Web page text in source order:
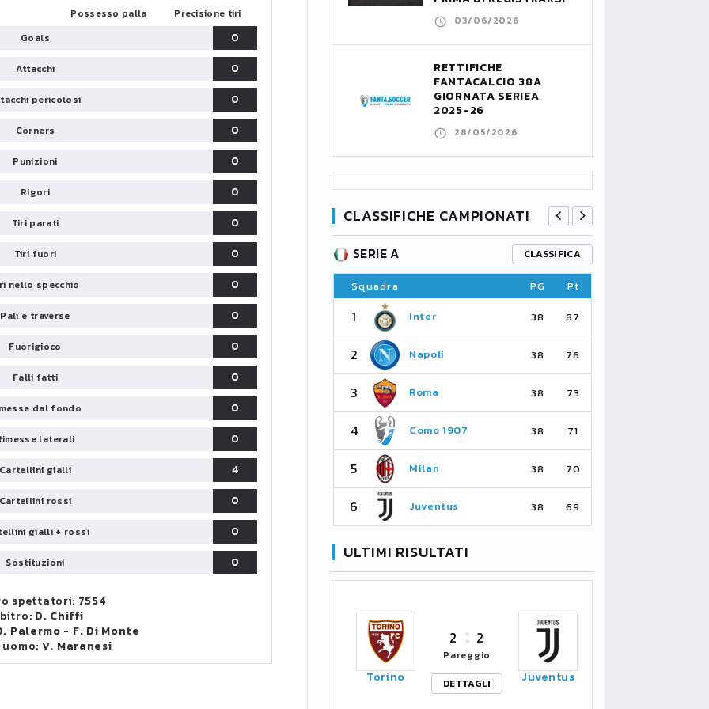
Possesso palla Precisione tiri
Goals
0
Attacchi
0
pericolosi
0
Corners
0
Punizioni
0
Rigori
0
Tiri parati
0
Tiri fuori
0
nello specchio
0
Pali e traverse
0
Fuorigioco
0
Falli fatti
0
dal fondo
0
laterali
0
Cartellini gialli
4
Cartellini rossi
0
gialli + rossi
0
Sostituzioni 0
spettatori: 7554
D. Chiffi
Palermo - F. Di Monte
V. Maranesi
03/06/2026
RETTIFICHE
FANTACALCIO 38A
GIORNATA SERIEA
2025-26
28/05/2026
CLASSIFICHE CAMPIONATI
76
67
55
53
Squadra
1
38
38
5
6
SERIE A CLASSIFICA
Squadra PG Pt
1 Inter 38 87
2 Napoli 38 76
3 Roma 38 73
4 Como 1907 38 71
5 Milan 38 70
6 Juventus 38 69
ULTIMI RISULTATI
Torino
2 2
Pareggio
DETTAGLI
Juventus